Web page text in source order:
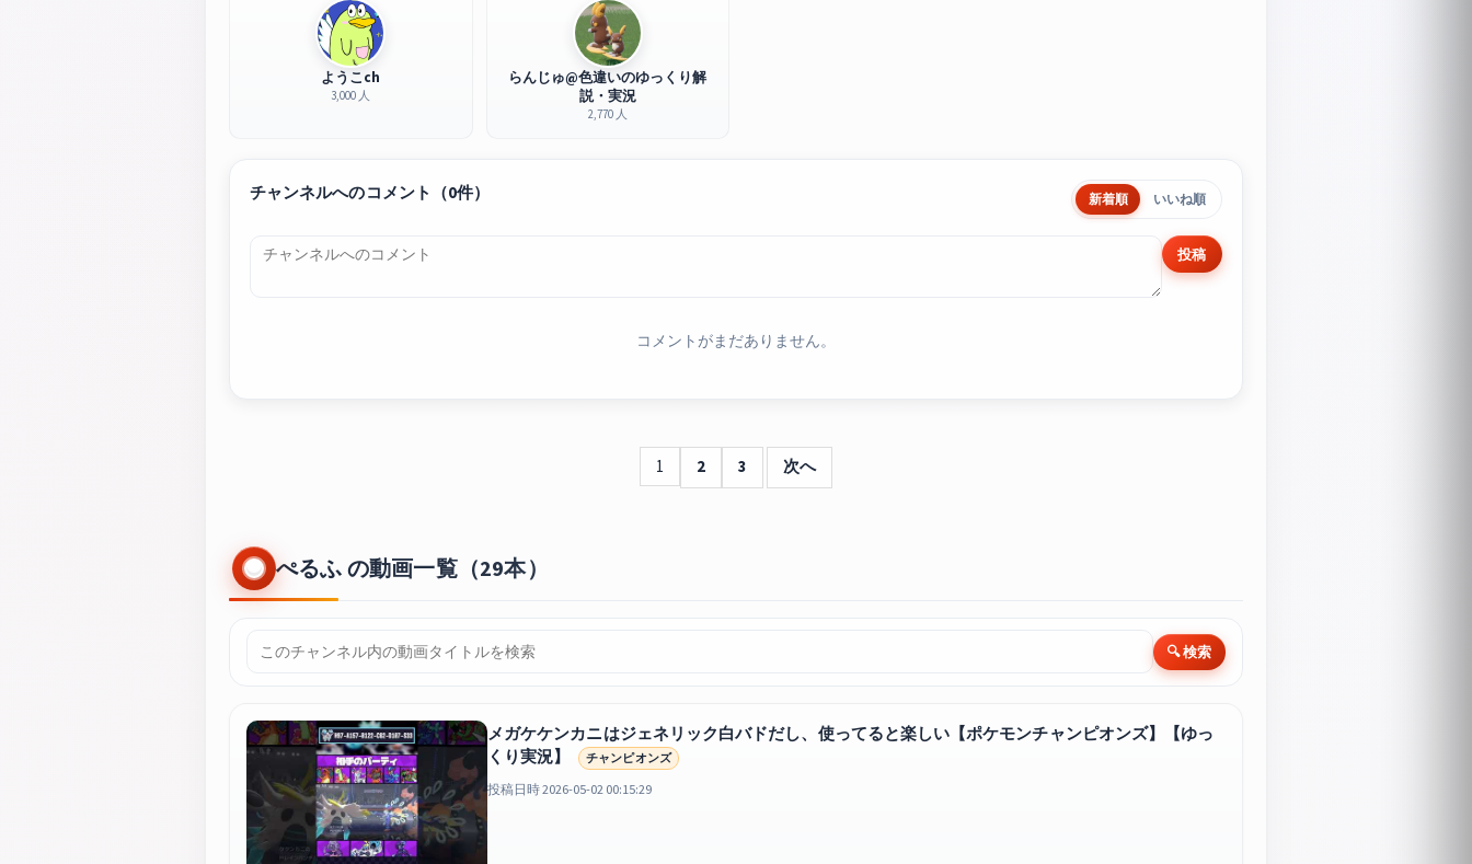
ようこch
3,000 人
らんじゅ@色違いのゆっくり解
説・実況
2,770 人
チャンネルへのコメント（0件） 新着順 いいね順
投稿
コメントがまだありません。
1 2 3 次へ
ぺるふ の動画一覧（29本）
🔍 検索
メガケケンカニはジェネリック白バドだし、使ってると楽しい【ポケモンチャンピオンズ】【ゆっ
くり実況】
チャンピオンズ
投稿日時 2026-05-02 00:15:29